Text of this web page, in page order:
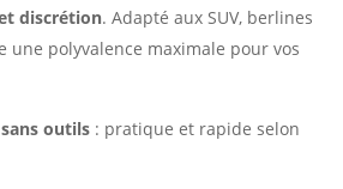
discrétion. Adapté aux SUV, berlines
une polyvalence maximale pour vos
outils : pratique et rapide selon